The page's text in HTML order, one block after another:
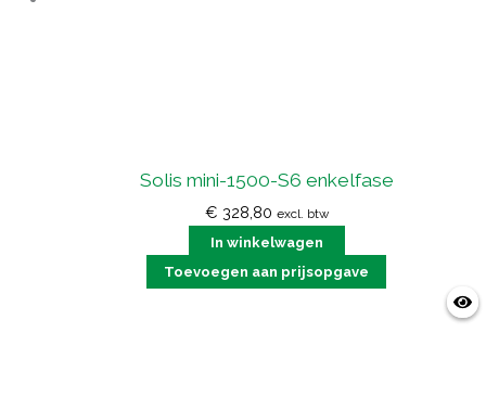
Solis mini-1500-S6 enkelfase
€ 328,80 excl. btw
In winkelwagen
Toevoegen aan prijsopgave